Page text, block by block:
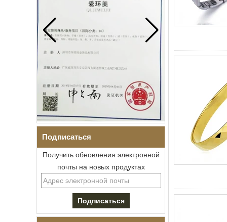
Подписаться
Получить обновления электронной
почты на новых продуктах
Мужской браслет I-Links из
черным цирконием,
керамика,
раскладывающаяся